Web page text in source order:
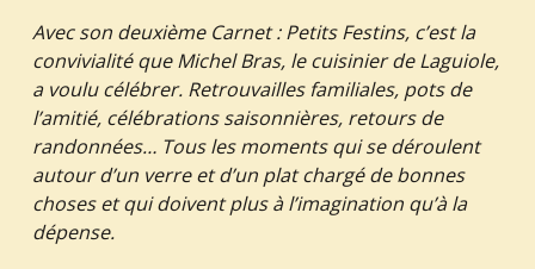
Avec son deuxième Carnet : Petits Festins, c’est la
convivialité que Michel Bras, le cuisinier de Laguiole,
a voulu célébrer. Retrouvailles familiales, pots de
l’amitié, célébrations saisonnières, retours de
randonnées… Tous les moments qui se déroulent
autour d’un verre et d’un plat chargé de bonnes
choses et qui doivent plus à l’imagination qu’à la
dépense.